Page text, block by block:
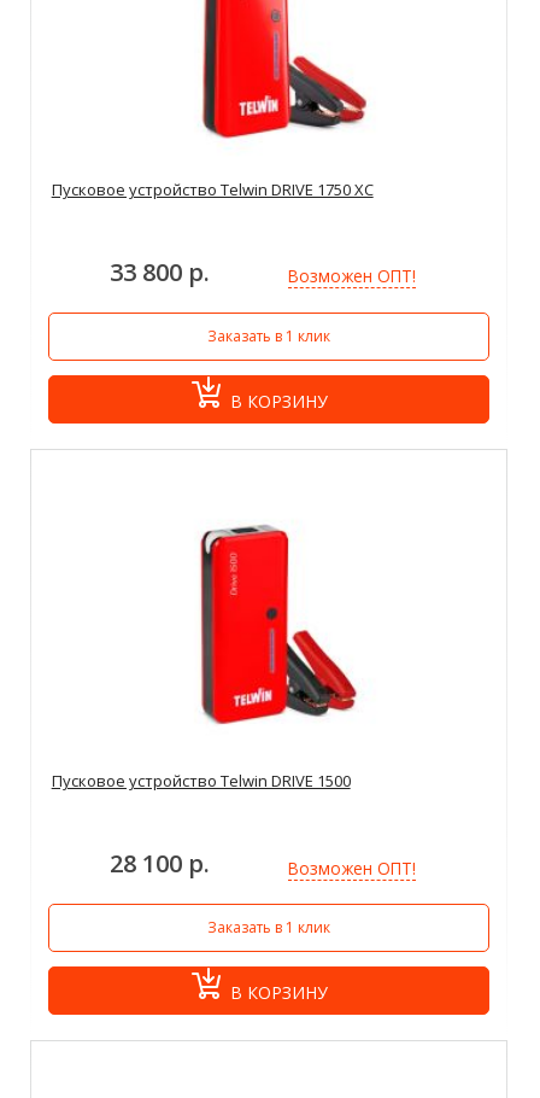
Пусковое устройство Telwin DRIVE 1750 XC
33 800 р. Возможен ОПТ!
Заказать в 1 клик
В КОРЗИНУ
Пусковое устройство Telwin DRIVE 1500
28 100 р. Возможен ОПТ!
Заказать в 1 клик
В КОРЗИНУ